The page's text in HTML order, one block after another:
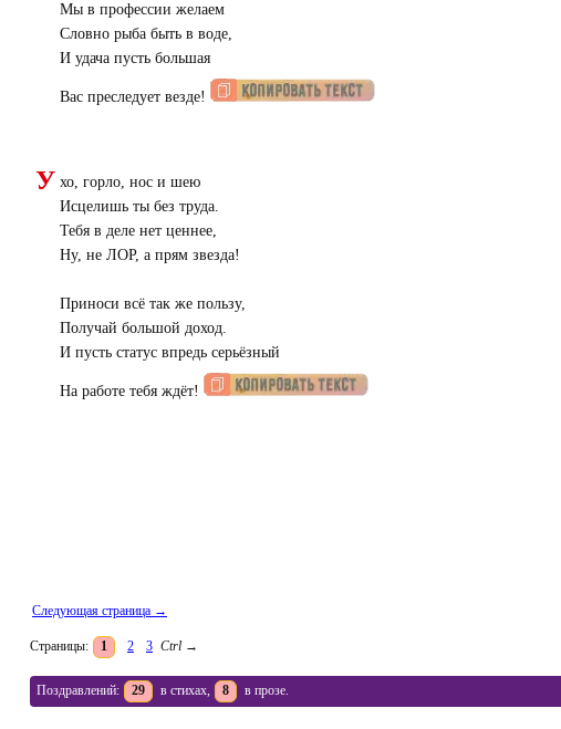
Мы в профессии желаем
Словно рыба быть в воде,
И удача пусть большая
Вас преследует везде!
У хо, горло, нос и шею
Исцелишь ты без труда.
Тебя в деле нет ценнее,
Ну, не ЛОР, а прям звезда!
Приноси всё так же пользу,
Получай большой доход.
И пусть статус впредь серьёзный
На работе тебя ждёт!
Следующая страница →
Страницы: 1 2 3 Ctrl →
Поздравлений: 29 в стихах, 8 в прозе.